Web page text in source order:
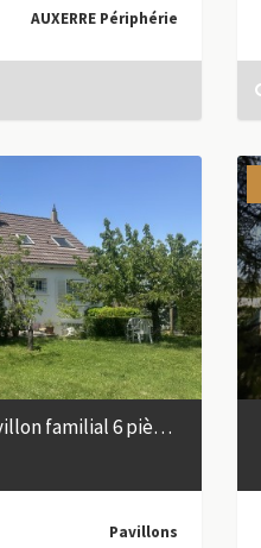
AUXERRE Périphérie
Auxerre périphérie - Pavillon familial 6 pièces avec sous-sol total
Pavillons